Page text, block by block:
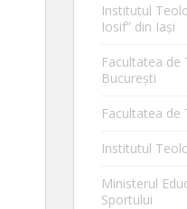
Institutul
Iosif” din Iaşi
Facultatea de
Bucureşti
Facultatea de
Institutul
Ministerul
Sportului